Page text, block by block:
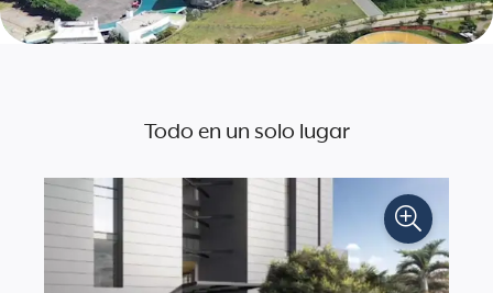
Todo en un solo lugar